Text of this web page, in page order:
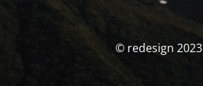
© redesign 2023